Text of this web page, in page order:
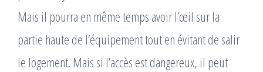
Mais il pourra en même temps avoir l’œil sur la
partie haute de l’équipement tout en évitant de salir
le logement. Mais si l’accès est dangereux, il peut